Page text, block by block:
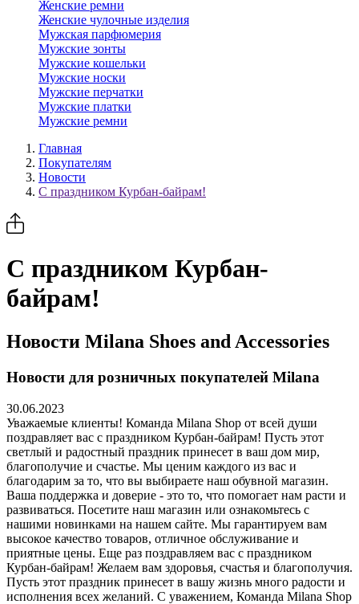
Женские ремни
Женские чулочные изделия
Мужская парфюмерия
Мужские зонты
Мужские кошельки
Мужские носки
Мужские перчатки
Мужские платки
Мужские ремни
Главная
Покупателям
Новости
С праздником Курбан-байрам!
С праздником Курбан-
байрам!
Новости Milana Shoes and Accessories
Новости для розничных покупателей Milana
30.06.2023
Уважаемые клиенты! Команда Milana Shop от всей души
поздравляет вас с праздником Курбан-байрам! Пусть этот
светлый и радостный праздник принесет в ваш дом мир,
благополучие и счастье. Мы ценим каждого из вас и
благодарим за то, что вы выбираете наш обувной магазин.
Ваша поддержка и доверие - это то, что помогает нам расти и
развиваться. Посетите наш магазин или ознакомьтесь с
нашими новинками на нашем сайте. Мы гарантируем вам
высокое качество товаров, отличное обслуживание и
приятные цены. Еще раз поздравляем вас с праздником
Курбан-байрам! Желаем вам здоровья, счастья и благополучия.
Пусть этот праздник принесет в вашу жизнь много радости и
исполнения всех желаний. С уважением, Команда Milana Shop